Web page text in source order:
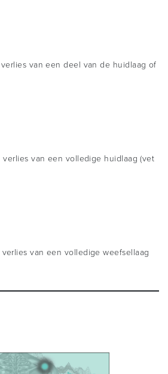
verlies van een deel van de huidlaag of
verlies van een volledige huidlaag (vet
verlies van een volledige weefsellaag